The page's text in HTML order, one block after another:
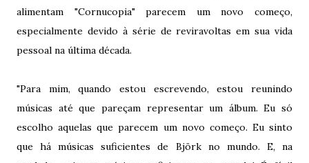
alimentam "Cornucopia" parecem um novo começo,
especialmente devido à série de reviravoltas em sua vida
pessoal na última década.
"Para mim, quando estou escrevendo, estou reunindo
músicas até que pareçam representar um álbum. Eu só
escolho aquelas que parecem um novo começo. Eu sinto
que há músicas suficientes de Björk no mundo. E, na